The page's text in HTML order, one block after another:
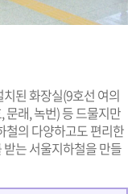
된 화장실(9호선 여의
문래, 녹번) 등 드물지만
철의 다양하고도 편리한
는 서울지하철을 만들